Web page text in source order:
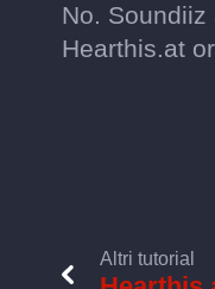
No.
Hearthis.at
Altri tutorial